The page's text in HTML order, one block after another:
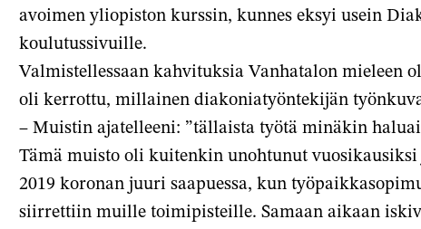
avoimen yliopiston kurssin, kunnes eksyi usein
koulutussivuille.
Valmistellessaan kahvituksia Vanhatalon
oli kerrottu, millainen diakoniatyöntekijän
– Muistin ajatelleeni: ”tällaista työtä minäkin
Tämä muisto oli kuitenkin unohtunut
2019 koronan juuri saapuessa, kun
siirrettiin muille toimipisteille. Samaan aikaan